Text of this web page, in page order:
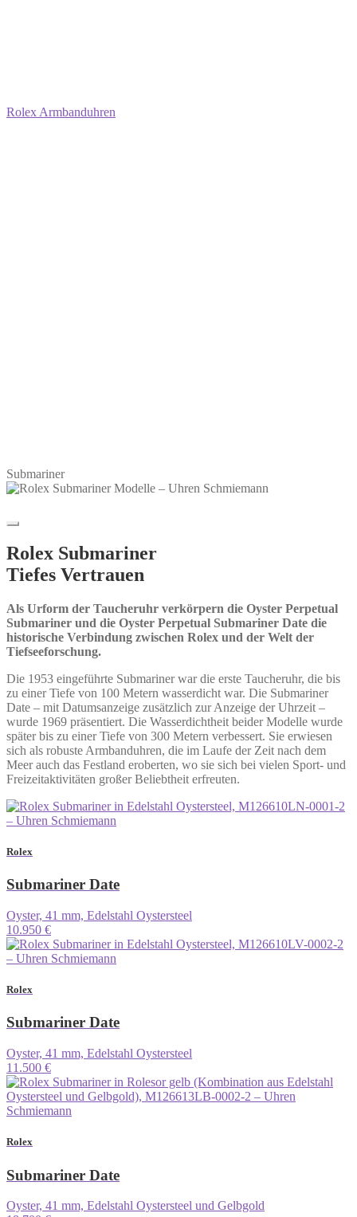
Rolex Armbanduhren
Submariner
Rolex Submariner
Tiefes Vertrauen
Als Urform der Taucheruhr verkörpern die Oyster Perpetual
Submariner und die Oyster Perpetual Submariner Date die
historische Verbindung zwischen Rolex und der Welt der
Tiefseeforschung.
Die 1953 eingeführte Submariner war die erste Taucheruhr, die bis
zu einer Tiefe von 100 Metern wasserdicht war. Die Submariner
Date – mit Datumsanzeige zusätzlich zur Anzeige der Uhrzeit –
wurde 1969 präsentiert. Die Wasserdichtheit beider Modelle wurde
später bis zu einer Tiefe von 300 Metern verbessert. Sie erwiesen
sich als robuste Armbanduhren, die im Laufe der Zeit nach dem
Meer auch das Festland eroberten, wo sie sich bei vielen Sport- und
Freizeitaktivitäten großer Beliebtheit erfreuten.
Rolex
Submariner Date
Oyster, 41 mm, Edelstahl Oystersteel
10.950 €
Rolex
Submariner Date
Oyster, 41 mm, Edelstahl Oystersteel
11.500 €
Rolex
Submariner Date
Oyster, 41 mm, Edelstahl Oystersteel und Gelbgold